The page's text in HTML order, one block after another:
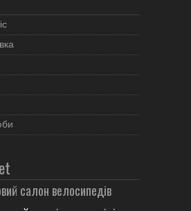
салон велосипедів